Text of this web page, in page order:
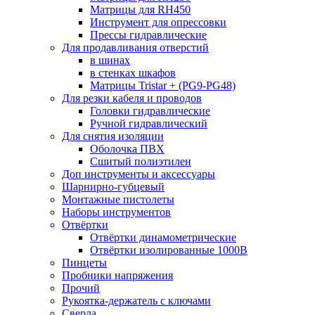
Матрицы для RH450
Инструмент для опрессовки
Прессы гидравлические
Для продавливания отверстий
в шинах
в стенках шкафов
Матрицы Tristar + (PG9-PG48)
Для резки кабеля и проводов
Головки гидравлические
Ручной гидравлический
Для снятия изоляции
Оболочка ПВХ
Сшитый полиэтилен
Доп инструменты и аксессуары
Шарнирно-губцевый
Монтажные пистолеты
Наборы инструментов
Отвёртки
Отвёртки динамометрические
Отвёртки изолированные 1000В
Пинцеты
Пробники напряжения
Прочий
Рукоятка-держатель с ключами